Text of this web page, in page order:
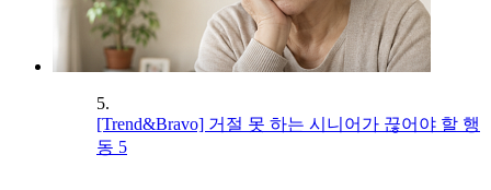
5.
[Trend&Bravo] 거절 못 하는 시니어가 끊어야 할 행
동 5